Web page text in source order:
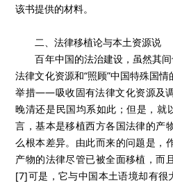
该书提供的材料。
二、法律移植论与本土资源说
百年中国的法治建设，虽然其间
法律文化资源和“照顾”中国特殊国
举措——吸收固有法律文化资源及
晚清还是民国均系如此；但是，就
言，基本是移植西方各国法律的产
么根本差异。由此而来的问题是，
产物的法律尽管已被全面移植，而
[7]可是，它与中国本土语境却有很